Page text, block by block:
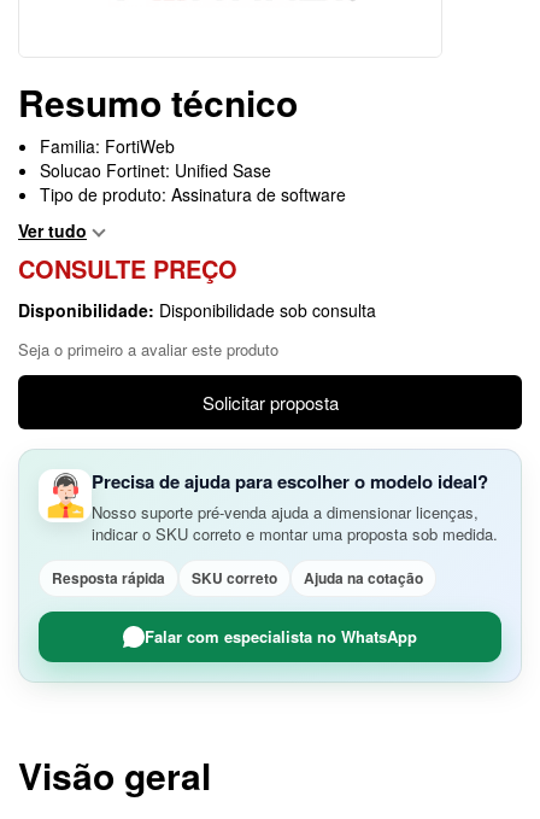
Resumo técnico
Familia: FortiWeb
Solucao Fortinet: Unified Sase
Tipo de produto: Assinatura de software
Ver tudo
CONSULTE PREÇO
Disponibilidade: Disponibilidade sob consulta
Seja o primeiro a avaliar este produto
Solicitar proposta
Precisa de ajuda para escolher o modelo ideal?
Nosso suporte pré-venda ajuda a dimensionar licenças,
indicar o SKU correto e montar uma proposta sob medida.
Resposta rápida SKU correto Ajuda na cotação
Falar com especialista no WhatsApp
Visão geral